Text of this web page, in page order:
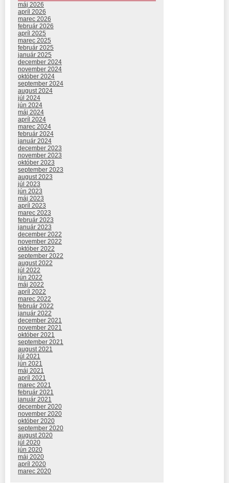
máj 2026
apríl 2026
marec 2026
február 2026
apríl 2025
marec 2025
február 2025
január 2025
december 2024
november 2024
október 2024
september 2024
august 2024
júl 2024
jún 2024
máj 2024
apríl 2024
marec 2024
február 2024
január 2024
december 2023
november 2023
október 2023
september 2023
august 2023
júl 2023
jún 2023
máj 2023
apríl 2023
marec 2023
február 2023
január 2023
december 2022
november 2022
október 2022
september 2022
august 2022
júl 2022
jún 2022
máj 2022
apríl 2022
marec 2022
február 2022
január 2022
december 2021
november 2021
október 2021
september 2021
august 2021
júl 2021
jún 2021
máj 2021
apríl 2021
marec 2021
február 2021
január 2021
december 2020
november 2020
október 2020
september 2020
august 2020
júl 2020
jún 2020
máj 2020
apríl 2020
marec 2020